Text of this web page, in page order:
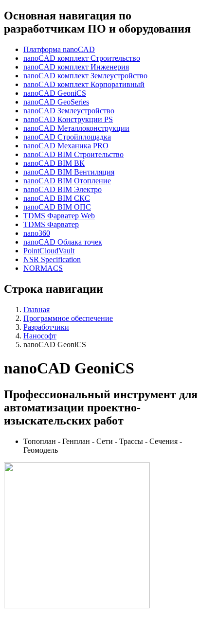
Основная навигация по
разработчикам ПО и оборудования
Платформа nanoCAD
nanoCAD комплект Строительство
nanoCAD комплект Инженерия
nanoCAD комплект Землеустройство
nanoCAD комплект Корпоративный
nanoCAD GeoniCS
nanoCAD GeoSeries
nanoCAD Землеустройство
nanoCAD Конструкции PS
nanoCAD Металлоконструкции
nanoCAD Стройплощадка
nanoCAD Механика PRO
nanoCAD BIM Строительство
nanoCAD BIM ВК
nanoCAD BIM Вентиляция
nanoCAD BIM Отопление
nanoCAD BIM Электро
nanoCAD BIM СКС
nanoCAD BIM ОПС
TDMS Фарватер Web
TDMS Фарватер
nano360
nanoCAD Облака точек
PointCloudVault
NSR Specification
NORMACS
Строка навигации
Главная
Программное обеспечение
Разработчики
Нанософт
nanoCAD GeoniCS
nanoCAD GeoniCS
Профессиональный инструмент для
автоматизации проектно-
изыскательских работ
Топоплан - Генплан - Сети - Трассы - Сечения -
Геомодель